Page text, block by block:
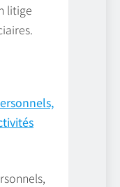
litige